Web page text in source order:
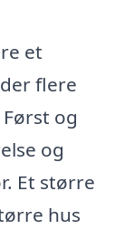
et
flere
og
og
Et større
hus